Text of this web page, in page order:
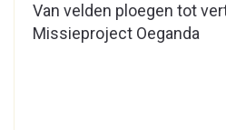
Van velden ploegen tot
Missieproject Oeganda